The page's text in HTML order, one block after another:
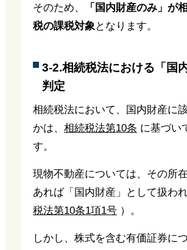
そのため、
「国内財産のみ」が
税の課税対象となります。
3-2.相続税法における「国
判定
相続税法において、国内財産に
かは、 相続税法第10条 に基づい
す。
現物不動産については、その所
あれば「国内財産」として扱わ
税法第10条1項1号）。
しかし、株式を含む有価証券に